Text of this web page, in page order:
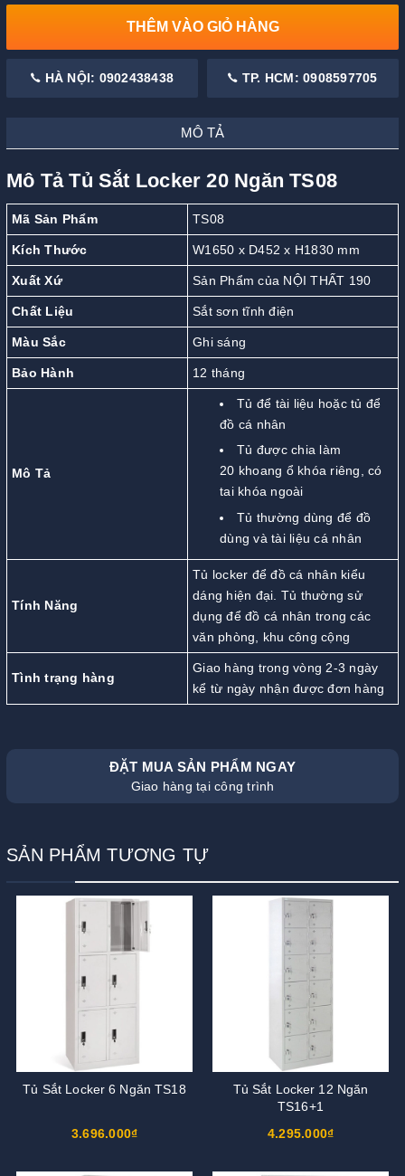
THÊM VÀO GIỎ HÀNG
HÀ NỘI: 0902438438 TP. HCM: 0908597705
MÔ TẢ
Mô Tả Tủ Sắt Locker 20 Ngăn TS08
Mã Sản Phẩm TS08
Kích Thước W1650 x D452 x H1830 mm
Xuất Xứ Sản Phẩm của NỘI THẤT 190
Chất Liệu Sắt sơn tĩnh điện
Màu Sắc Ghi sáng
Bảo Hành 12 tháng
Mô Tả
Tủ để tài liệu hoặc tủ để
đồ cá nhân
Tủ được chia làm
20 khoang ổ khóa riêng, có
tai khóa ngoài
Tủ thường dùng để đồ
dùng và tài liệu cá nhân
Tính Năng
Tủ locker để đồ cá nhân kiểu
dáng hiện đại. Tủ thường sử
dụng để đồ cá nhân trong các
văn phòng, khu công cộng
Tình trạng hàng
Giao hàng trong vòng 2-3 ngày
kể từ ngày nhận được đơn hàng
ĐẶT MUA SẢN PHẨM NGAY
Giao hàng tại công trình
SẢN PHẨM TƯƠNG TỰ
Tủ Sắt Locker 6 Ngăn TS18
3.696.000₫
Tủ Sắt Locker 12 Ngăn
TS16+1
4.295.000₫